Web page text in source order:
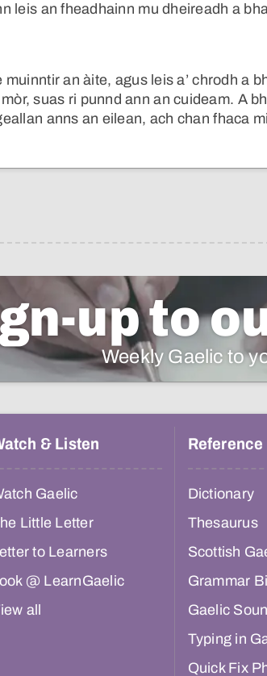
leis an fheadhainn mu dheireadh a
an àite, agus leis a’ chrodh a
suas ri punnd ann an cuideam. A
anns an eilean, ach chan fhaca
up to
Weekly Gaelic to
& Listen
Gaelic
Little Letter
to Learners
@ LearnGaelic
all
Reference
Dictionary
Thesaurus
Scottish
Grammar
Gaelic
Typing in
Quick Fix